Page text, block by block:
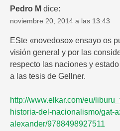
Pedro M dice:
noviembre 20, 2014 a las 13:43
ESte «novedoso» ensayo os
visión general y por las
respecto las naciones y
a las tesis de Gellner.
http://www.elkar.com/eu/
historia-del-nacionalismo/gat-
alexander/9788498927511